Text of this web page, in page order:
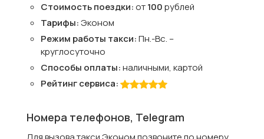
Стоимость поездки:от100рублей
Тарифы:Эконом
Режим работы такси:Пн.-Вс. –
круглосуточно
Способы оплаты:наличными, картой
Рейтинг сервиса:
Номера телефонов, Telegram